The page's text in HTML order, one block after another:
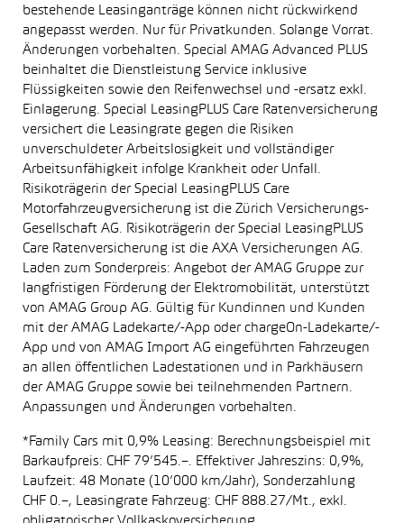
bestehende Leasinganträge können nicht rückwirkend
angepasst werden. Nur für Privatkunden. Solange Vorrat.
Änderungen vorbehalten. Special AMAG Advanced PLUS
beinhaltet die Dienstleistung Service inklusive
Flüssigkeiten sowie den Reifenwechsel und -ersatz exkl.
Einlagerung. Special LeasingPLUS Care Ratenversicherung
versichert die Leasingrate gegen die Risiken
unverschuldeter Arbeitslosigkeit und vollständiger
Arbeitsunfähigkeit infolge Krankheit oder Unfall.
Risikoträgerin der Special LeasingPLUS Care
Motorfahrzeugversicherung ist die Zürich Versicherungs-
Gesellschaft AG. Risikoträgerin der Special LeasingPLUS
Care Ratenversicherung ist die AXA Versicherungen AG.
Laden zum Sonderpreis: Angebot der AMAG Gruppe zur
langfristigen Förderung der Elektromobilität, unterstützt
von AMAG Group AG. Gültig für Kundinnen und Kunden
mit der AMAG Ladekarte/-App oder chargeOn-Ladekarte/-
App und von AMAG Import AG eingeführten Fahrzeugen
an allen öffentlichen Ladestationen und in Parkhäusern
der AMAG Gruppe sowie bei teilnehmenden Partnern.
Anpassungen und Änderungen vorbehalten.
*Family Cars mit 0,9% Leasing: Berechnungsbeispiel mit
Barkaufpreis: CHF 79’545.–. Effektiver Jahreszins: 0,9%,
Laufzeit: 48 Monate (10’000 km/Jahr), Sonderzahlung
CHF 0.–, Leasingrate Fahrzeug: CHF 888.27/Mt., exkl.